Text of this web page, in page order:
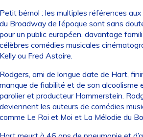
bémol : les multiples références
Broadway de l’époque sont sans
un public européen, davantage
comédies musicales
ou Fred Astaire.
ami de longue date de Hart,
de fiabilité et de son alcoolisme
et producteur Hammerstein.
les auteurs de comédies
Le Roi et Moi et La Mélodie du